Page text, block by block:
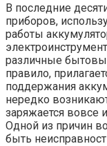
В последние
приборов,
работы
различные
правило,
поддержания
нередко
заряжается вовсе
Одной из причин
быть